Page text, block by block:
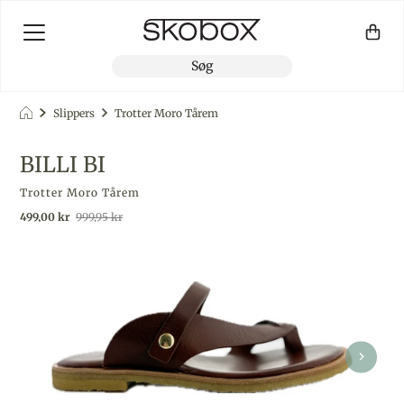
Slippers Trotter Moro Tårem
BILLI BI
Trotter Moro Tårem
499,00 kr 999,95 kr